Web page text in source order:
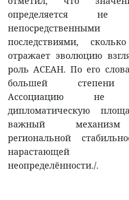
определяется
непосредственными
последствиями,
отражает эволюцию
роль АСЕАН. По его
большей степени
Ассоциацию не
дипломатическую
важный механизм
региональной
нарастающей
неопределённости./.